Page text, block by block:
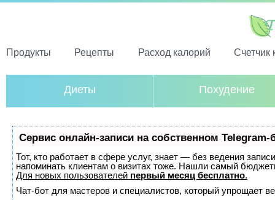
Продукты Рецепты Расход калорий Счетчик
Диеты Похудение
Сервис онлайн-записи на собственном Telegram-
Тот, кто работает в сфере услуг, знает — без ведения
напоминать клиентам о визитах тоже. Нашли самый
Для новых пользователей первый месяц бесплатно.
Чат-бот для мастеров и специалистов, который упрощает